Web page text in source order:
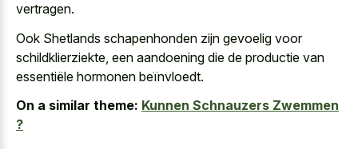
vertragen.
Ook Shetlands schapenhonden zijn gevoelig voor
schildklierziekte, een aandoening die de productie van
essentiële hormonen beïnvloedt.
On a similar theme: Kunnen Schnauzers Zwemmen
?